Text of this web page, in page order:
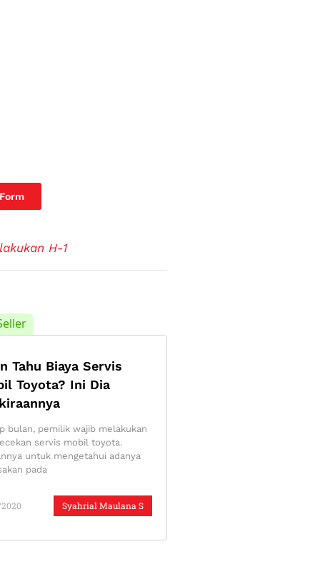
H-1
Tahu Biaya Servis
Toyota? Ini Dia
Syahrial Maulana S
bulan, pemilik wajib melakukan
servis mobil toyota.
untuk mengetahui adanya
pada